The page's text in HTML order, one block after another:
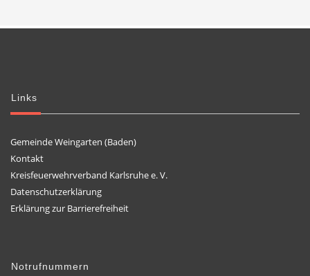
Links
Gemeinde Weingarten (Baden)
Kontakt
Kreisfeuerwehrverband Karlsruhe e. V.
Datenschutzerklärung
Erklärung zur Barrierefreiheit
Notrufnummern